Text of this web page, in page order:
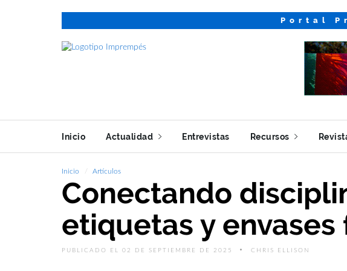
Portal
Inicio Actualidad Entrevistas Recursos
Inicio Artículos
Conectando
etiquetas y
PUBLICADO EL 02 DE SEPTIEMBRE DE 2025 CHRIS ELLISON